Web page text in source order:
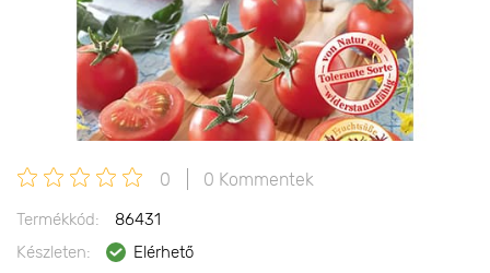
0 0 Kommentek
Termékkód:
86431
Készleten:
Elérhető